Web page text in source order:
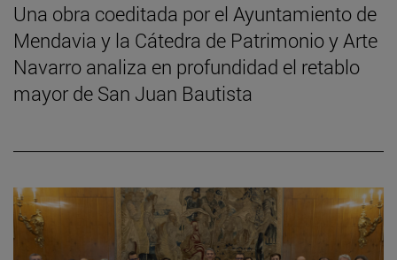
Una obra coeditada por el Ayuntamiento de
Mendavia y la Cátedra de Patrimonio y Arte
Navarro analiza en profundidad el retablo
mayor de San Juan Bautista